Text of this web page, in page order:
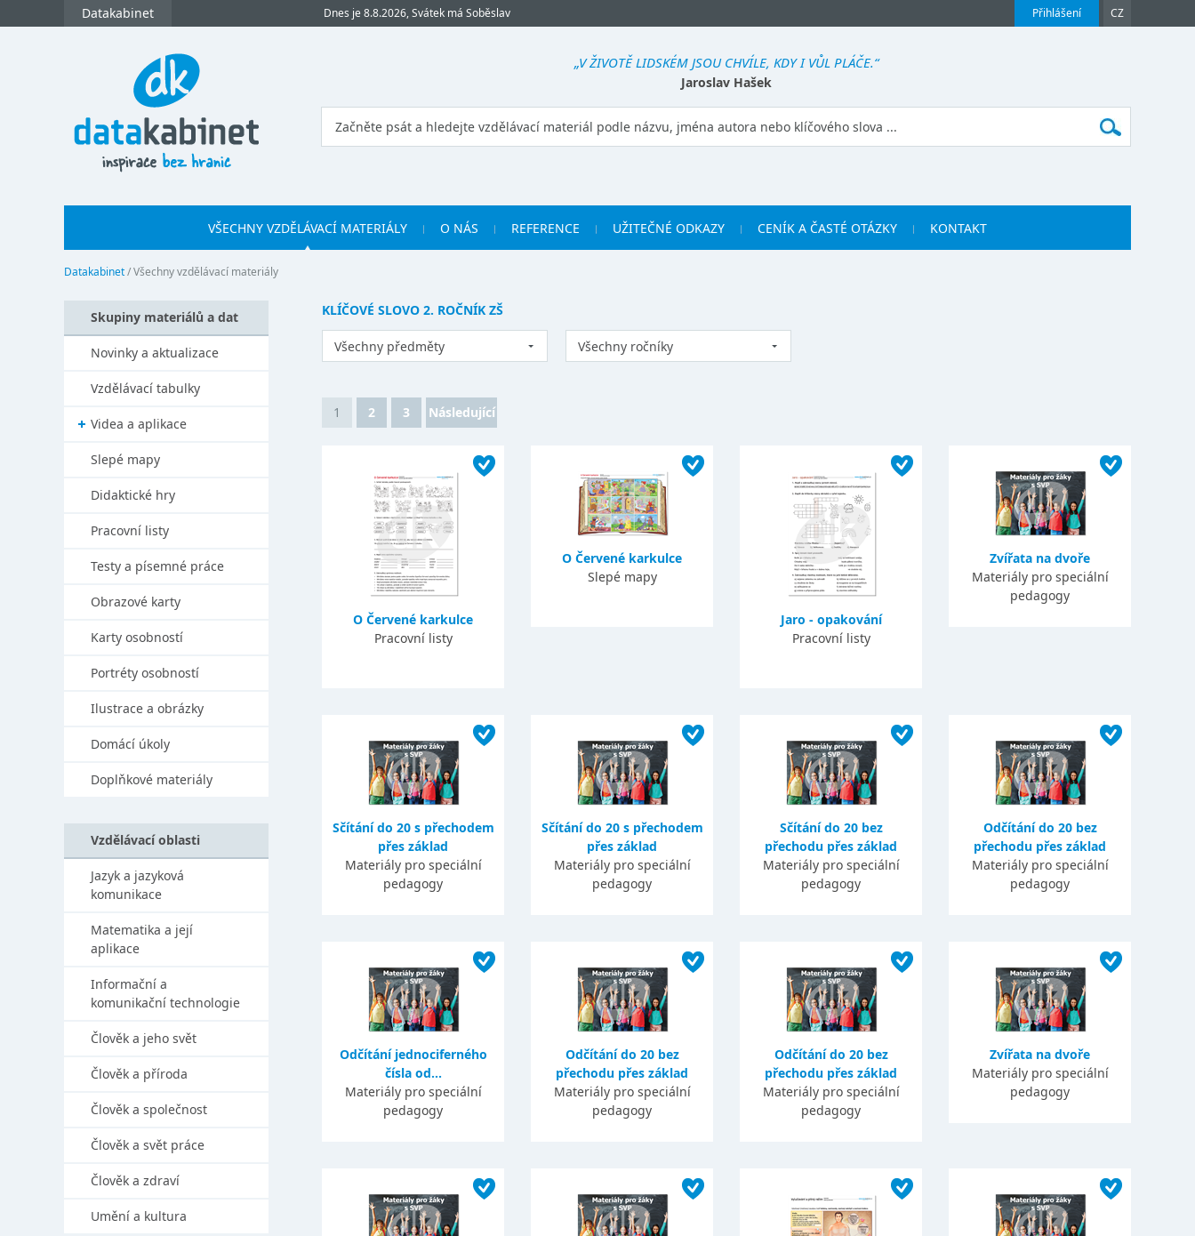
Přihlášení CZ
Datakabinet Dnes je 8.8.2026, Svátek má Soběslav
„V ŽIVOTĚ LIDSKÉM JSOU CHVÍLE, KDY I VŮL PLÁČE.“
Jaroslav Hašek
VŠECHNY VZDĚLÁVACÍ MATERIÁLY O NÁS REFERENCE UŽITEČNÉ ODKAZY CENÍK A ČASTÉ OTÁZKY KONTAKT
Datakabinet/Všechny vzdělávací materiály
KLÍČOVÉ SLOVO 2. ROČNÍK ZŠ
Všechny předměty Všechny ročníky
1 2 3 Následující
O Červené karkulce
Pracovní listy
O Červené karkulce
Slepé mapy
Jaro - opakování
Pracovní listy
Zvířata na dvoře
Materiály pro speciální
pedagogy
Sčítání do 20 s přechodem
přes základ
Materiály pro speciální
pedagogy
Sčítání do 20 s přechodem
přes základ
Materiály pro speciální
pedagogy
Sčítání do 20 bez
přechodu přes základ
Materiály pro speciální
pedagogy
Odčítání do 20 bez
přechodu přes základ
Materiály pro speciální
pedagogy
Odčítání jednociferného
čísla od...
Materiály pro speciální
pedagogy
Odčítání do 20 bez
přechodu přes základ
Materiály pro speciální
pedagogy
Odčítání do 20 bez
přechodu přes základ
Materiály pro speciální
pedagogy
Zvířata na dvoře
Materiály pro speciální
pedagogy
Skupiny materiálů a dat
Novinky a aktualizace
Vzdělávací tabulky
Videa a aplikace
Slepé mapy
Didaktické hry
Pracovní listy
Testy a písemné práce
Obrazové karty
Karty osobností
Portréty osobností
Ilustrace a obrázky
Domácí úkoly
Doplňkové materiály
Vzdělávací oblasti
Jazyk a jazyková
komunikace
Matematika a její
aplikace
Informační a
komunikační technologie
Člověk a jeho svět
Člověk a příroda
Člověk a společnost
Člověk a svět práce
Člověk a zdraví
Umění a kultura